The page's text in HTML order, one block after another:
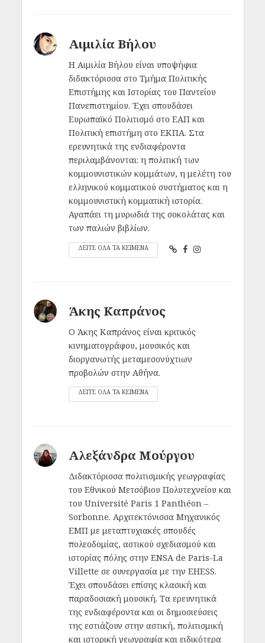
Αιμιλία Βήλου
Η Αιμιλία Βήλου είναι υποψήφια
διδακτόρισσα στο Τμήμα Πολιτικής
Επιστήμης και Ιστορίας του Παντείου
Πανεπιστημίου. Έχει σπουδάσει
Ευρωπαϊκό Πολιτισμό στο ΕΑΠ και
Πολιτική επιστήμη στο ΕΚΠΑ. Στα
ερευνητικά της ενδιαφέροντα
περιλαμβάνονται: η πολιτική των
κομμουνιστικών κομμάτων, η μελέτη του
ελληνικού κομματικού συστήματος και η
κομμουνιστική κομματική ιστορία.
Αγαπάει τη μυρωδιά της σοκολάτας και
των παλιών βιβλίων.
ΔΕΙΤΕ ΟΛΑ ΤΑ ΚΕΙΜΕΝΑ
Άκης Καπράνος
Ο Άκης Καπράνος είναι κριτικός
κινηματογράφου, μουσικός και
διοργανωτής μεταμεσονύχτιων
προβολών στην Αθήνα.
ΔΕΙΤΕ ΟΛΑ ΤΑ ΚΕΙΜΕΝΑ
Αλεξάνδρα Μούργου
Διδακτόρισσα πολιτισμικής γεωγραφίας
του Εθνικού Μετσόβιου Πολυτεχνείου και
του Université Paris 1 Panthéon –
Sorbonne. Αρχιτεκτόνισσα Μηχανικός
ΕΜΠ με μεταπτυχιακές σπουδές
πολεοδομίας, αστικού σχεδιασμού και
ιστορίας πόλης στην ENSA de Paris-La
Villette σε συνεργασία με την EHESS.
Έχει σπουδάσει επίσης κλασική και
παραδοσιακή μουσική. Τα ερευνητικά
της ενδιαφέροντα και οι δημοσιεύσεις
της εστιάζουν στην αστική, πολιτισμική
και ιστορική γεωγραφία και ειδικότερα